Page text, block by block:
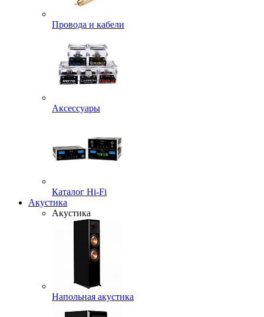
Провода и кабели
Аксессуары
Каталог Hi-Fi
Акустика
Акустика
Напольная акустика